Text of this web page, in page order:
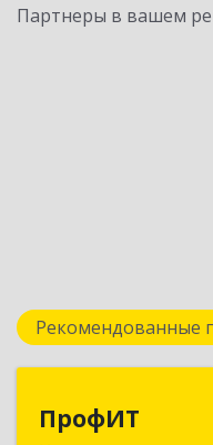
Партнеры в вашем
Рекомендованные
ПрофИТ